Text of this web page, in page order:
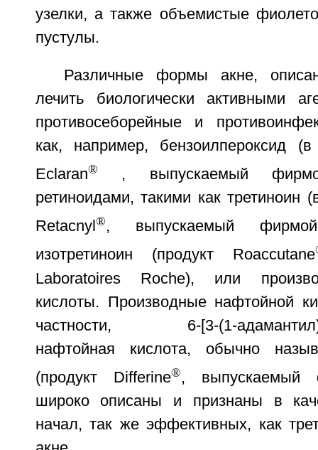
узелки, а также объемистые
пустулы.
Различные формы акне,
лечить биологически активными
противосеборейные и
как, например, бензоилпероксид (в
Eclaran®
, выпускаемый
ретиноидами, такими как третиноин
Retacnyl ®, выпускаемый
изотретиноин (продукт Roaccutane
Laboratoires Roche), или
кислоты. Производные нафтойной
частности, 6-[3-(1-адамантил)-
нафтойная кислота, обычно
(продукт Differine®, выпускаемый
широко описаны и признаны в
начал, так же эффективных, как